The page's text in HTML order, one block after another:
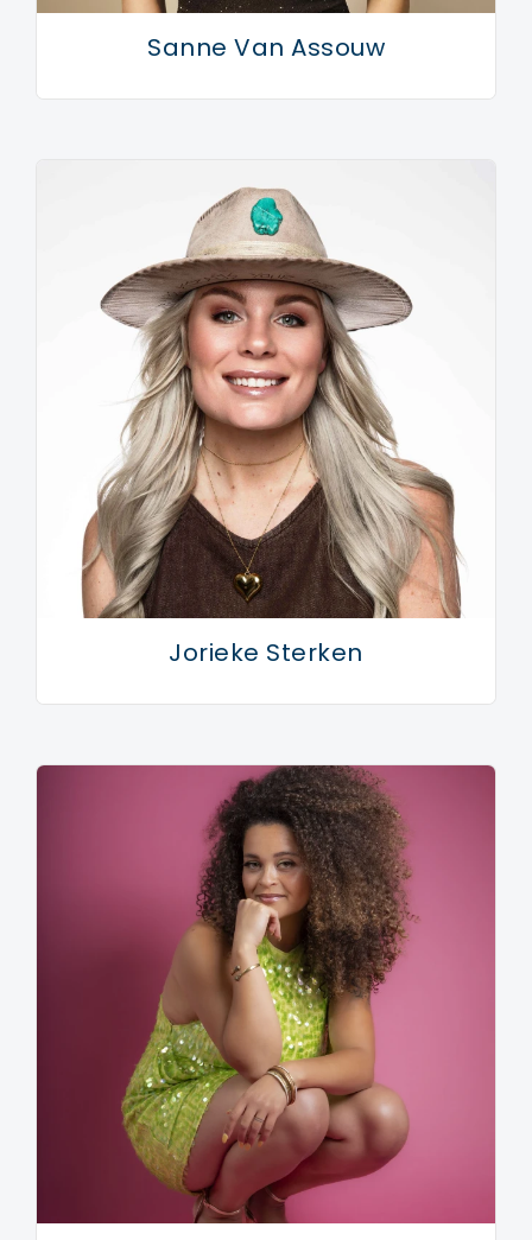
Sanne Van Assouw
Jorieke Sterken